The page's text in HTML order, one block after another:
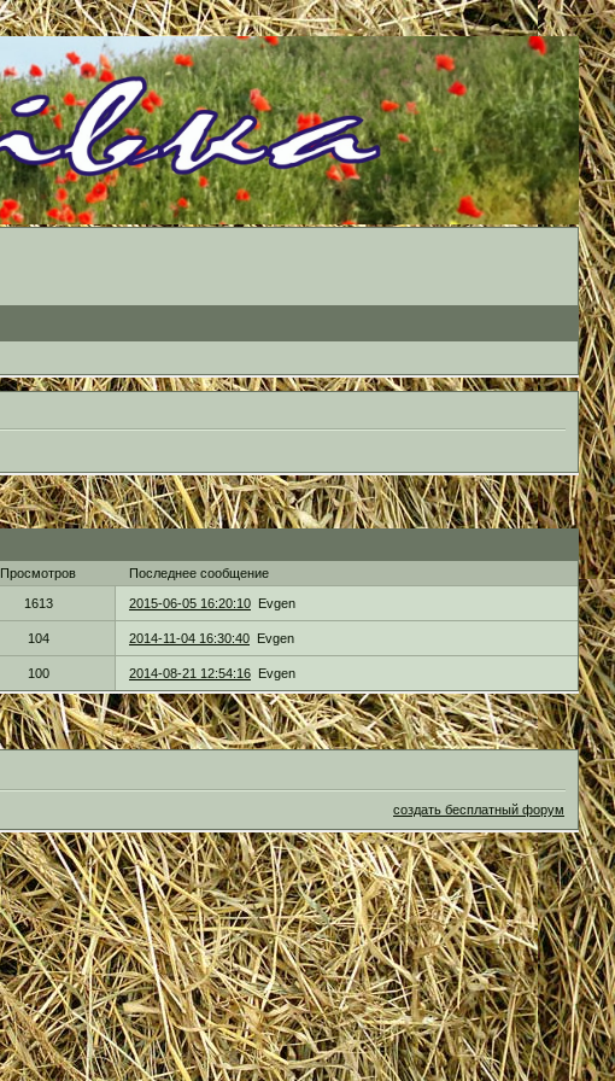
Просмотров Последнее сообщение
1613 2015-06-05 16:20:10 Evgen
104 2014-11-04 16:30:40 Evgen
100 2014-08-21 12:54:16 Evgen
создать бесплатный форум